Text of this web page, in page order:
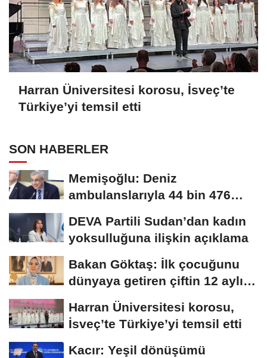
Harran Üniversitesi korosu, İsveç’te
Türkiye’yi temsil etti
SON HABERLER
Memişoğlu: Deniz
ambulanslarıyla 44 bin 476
DEVA Partili Sudan’dan kadın
yoksulluğuna ilişkin açıklama
Bakan Göktaş: İlk çocuğunu
dünyaya getiren çiftin 12 aylık
Harran Üniversitesi korosu,
İsveç’te Türkiye’yi temsil etti
Kacır: Yeşil dönüşümü